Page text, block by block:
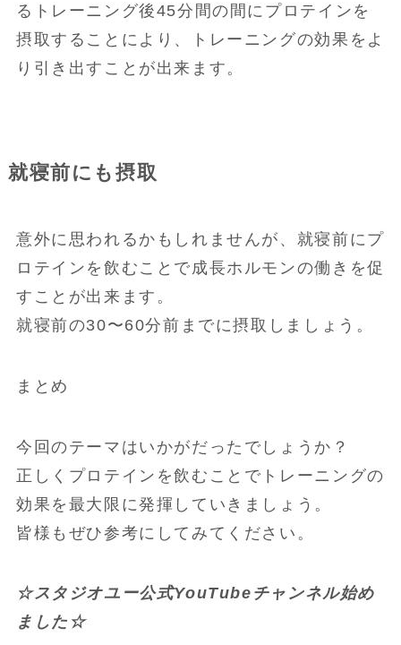
るトレーニング後45分間の間にプロテインを
摂取することにより、トレーニングの効果をよ
り引き出すことが出来ます。
就寝前にも摂取
意外に思われるかもしれませんが、就寝前にプ
ロテインを飲むことで成長ホルモンの働きを促
すことが出来ます。
就寝前の30〜60分前までに摂取しましょう。
まとめ
今回のテーマはいかがだったでしょうか？
正しくプロテインを飲むことでトレーニングの
効果を最大限に発揮していきましょう。
皆様もぜひ参考にしてみてください。
☆スタジオユー公式YouTubeチャンネル始め
ました☆